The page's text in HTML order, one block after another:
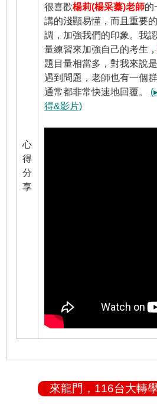
心
得
分
享
很喜歡楊莉(楊采蓁)老師的
講的淺顯易懂，而且重要
調，加強我們的印象。我
量練習來加強自己的考生
題目量相當多，對我來說
遇到問題，老師也有一個
通常都非常快速地回覆。
得&影片)
來龍門，116台大轉